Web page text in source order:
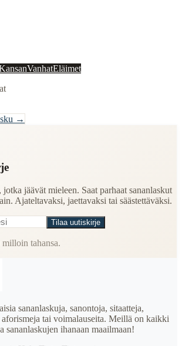
VanhatEläimet
→
jotka jäävät mieleen. Saat parhaat sananlaskut
Ajateltavaksi, jaettavaksi tai säästettäväksi.
Tilaa uutiskirje
tahansa.
sananlaskuja, sanontoja, sitaatteja,
tai voimalauseita. Meillä on kaikki
sananlaskujen ihanaan maailmaan!